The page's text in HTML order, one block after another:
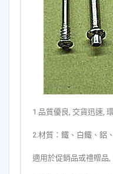
1.品質優良, 交貨迅速,
2.材質：鐵、白鐵、鋁
適用於促銷品或禮贈品,